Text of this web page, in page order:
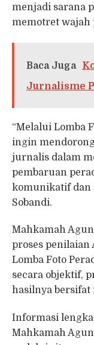
menjadi sarana
memotret wajah
Baca Juga
Jurnalisme
“Melalui Lomba
ingin
jurnalis dalam
pembaruan
komunikatif dan
Sobandi.
Mahkamah
proses penilaian
Lomba Foto
secara objektif,
hasilnya bersifat
Informasi
Mahkamah